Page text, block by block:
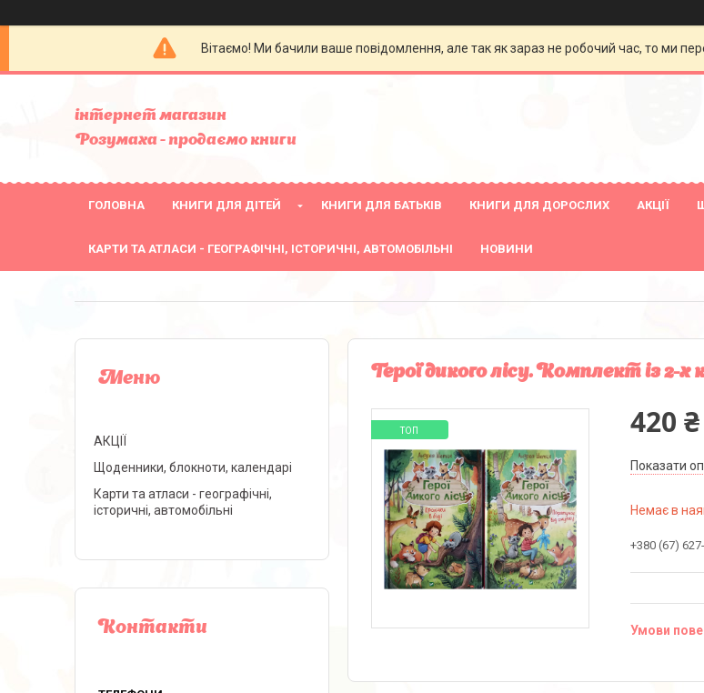
Вітаємо! Ми бачили ваше повідомлення, але так як зараз не робочий час, то ми
інтернет магазин
Розумаха - продаємо книги
ГОЛОВНА КНИГИ ДЛЯ ДІТЕЙ КНИГИ ДЛЯ БАТЬКІВ КНИГИ ДЛЯ ДОРОСЛИХ АКЦІЇ
КАРТИ ТА АТЛАСИ - ГЕОГРАФІЧНІ, ІСТОРИЧНІ, АВТОМОБІЛЬНІ НОВИНИ
Герої дикого лісу. Комплект із 2-х
ТОП 420 ₴
Показати
Немає в
+380 (67)
АКЦІЇ
Щоденники, блокноти, календарі
Карти та атласи - географічні,
історичні, автомобільні
Контакти